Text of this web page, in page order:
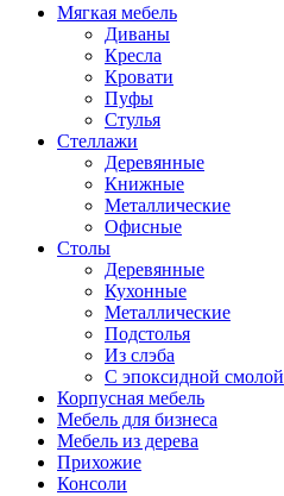
Мягкая мебель
Диваны
Кресла
Кровати
Пуфы
Стулья
Стеллажи
Деревянные
Книжные
Металлические
Офисные
Столы
Деревянные
Кухонные
Металлические
Подстолья
Из слэба
С эпоксидной смолой
Корпусная мебель
Мебель для бизнеса
Мебель из дерева
Прихожие
Консоли